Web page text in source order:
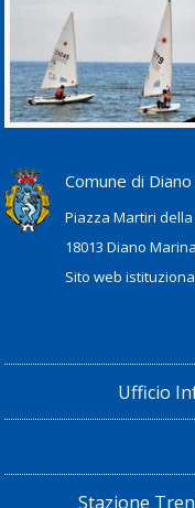
Comune di
Piazza Martiri della
18013 Diano
Sito web
Ufficio
Stazione